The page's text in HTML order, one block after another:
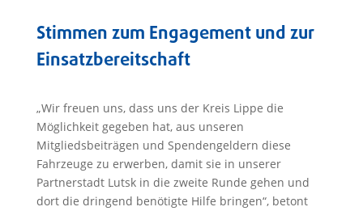
Stimmen zum Engagement und zur
Einsatzbereitschaft
„Wir freuen uns, dass uns der Kreis Lippe die
Möglichkeit gegeben hat, aus unseren
Mitgliedsbeiträgen und Spendengeldern diese
Fahrzeuge zu erwerben, damit sie in unserer
Partnerstadt Lutsk in die zweite Runde gehen und
dort die dringend benötigte Hilfe bringen“, betont